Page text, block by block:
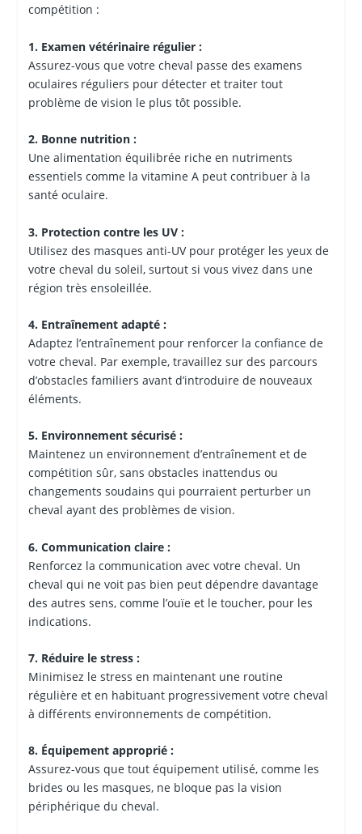
compétition :
1. Examen vétérinaire régulier :
Assurez-vous que votre cheval passe des examens
oculaires réguliers pour détecter et traiter tout
problème de vision le plus tôt possible.
2. Bonne nutrition :
Une alimentation équilibrée riche en nutriments
essentiels comme la vitamine A peut contribuer à la
santé oculaire.
3. Protection contre les UV :
Utilisez des masques anti-UV pour protéger les yeux de
votre cheval du soleil, surtout si vous vivez dans une
région très ensoleillée.
4. Entraînement adapté :
Adaptez l’entraînement pour renforcer la confiance de
votre cheval. Par exemple, travaillez sur des parcours
d’obstacles familiers avant d’introduire de nouveaux
éléments.
5. Environnement sécurisé :
Maintenez un environnement d’entraînement et de
compétition sûr, sans obstacles inattendus ou
changements soudains qui pourraient perturber un
cheval ayant des problèmes de vision.
6. Communication claire :
Renforcez la communication avec votre cheval. Un
cheval qui ne voit pas bien peut dépendre davantage
des autres sens, comme l’ouïe et le toucher, pour les
indications.
7. Réduire le stress :
Minimisez le stress en maintenant une routine
régulière et en habituant progressivement votre cheval
à différents environnements de compétition.
8. Équipement approprié :
Assurez-vous que tout équipement utilisé, comme les
brides ou les masques, ne bloque pas la vision
périphérique du cheval.